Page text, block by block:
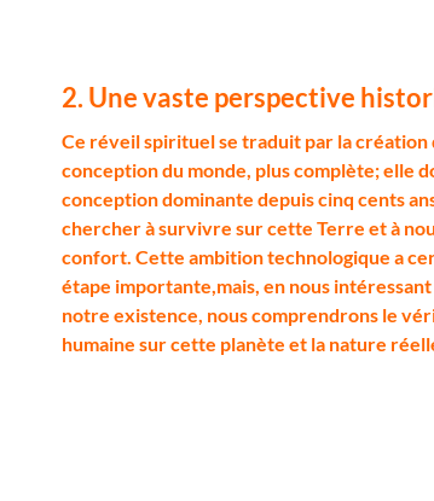
2. Une vaste perspective
Ce réveil spirituel se traduit par la création
conception du monde, plus complète; elle
conception dominante depuis cinq cents
chercher à survivre sur cette Terre et à
confort. Cette ambition technologique a
étape importante,mais, en nous
notre existence, nous comprendrons le
humaine sur cette planète et la nature